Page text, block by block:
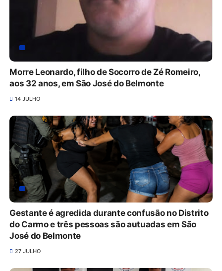
Morre Leonardo, filho de Socorro de Zé Romeiro,
aos 32 anos, em São José do Belmonte
14 JULHO
Gestante é agredida durante confusão no Distrito
do Carmo e três pessoas são autuadas em São
José do Belmonte
27 JULHO